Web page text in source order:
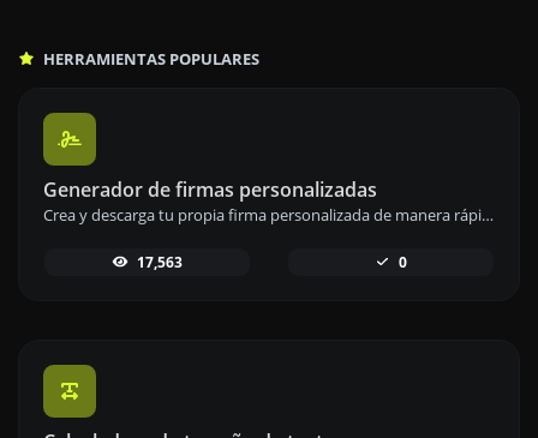
HERRAMIENTAS POPULARES
Generador de firmas personalizadas
Crea y descarga tu propia firma personalizada de manera rápida y sencilla con nuestro generador de firmas.
17,563 0